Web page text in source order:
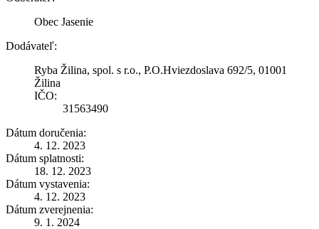
Obec Jasenie
Dodávateľ:
Ryba Žilina, spol. s r.o., P.O.Hviezdoslava 692/5, 01001
Žilina
IČO:
31563490
Dátum doručenia:
4. 12. 2023
Dátum splatnosti:
18. 12. 2023
Dátum vystavenia:
4. 12. 2023
Dátum zverejnenia:
9. 1. 2024